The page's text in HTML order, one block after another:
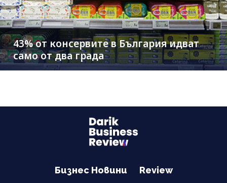
43% от консервите в България идват
само от два града
Бизнес Новини
Review